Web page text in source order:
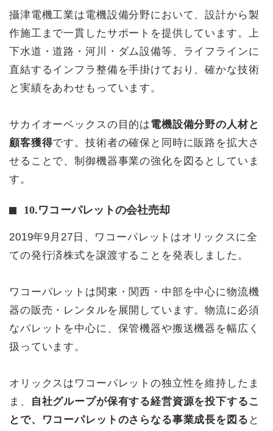
攝津電機工業は電機設備分野において、設計から製
作施工まで一貫したサポートを提供しています。上
下水道・道路・河川・ダム設備等、ライフラインに
直結するインフラ整備を手掛けており、確かな技術
と実績をあわせもっています。
サカイオーベックスの目的は電機設備分野の人材と
顧客獲得です。技術者の確保と同時に販路を拡大さ
せることで、制御機器事業の強化を図るとしていま
す。
10.ワコーパレットの会社売却
2019年9月27日、ワコーパレットはオリックスに全
ての発行済株式を譲渡することを発表しました。
ワコーパレットは関東・関西・中部を中心に物流機
器の販売・レンタルを展開しています。物流に必須
なパレットを中心に、保管機器や搬送機器を幅広く
扱っています。
オリックスはワコーパレットの独立性を維持したま
ま、
自社グループが保有する経営資源を投下するこ
とで、ワコーパレットのさらなる事業成長を図る と